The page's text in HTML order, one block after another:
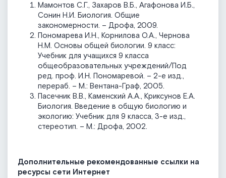
Мамонтов С.Г., Захаров В.Б., Агафонова И.Б.,
Сонин Н.И. Биология. Общие
закономерности. – Дрофа, 2009.
Пономарева И.Н., Корнилова О.А., Чернова
Н.М. Основы общей биологии. 9 класс:
Учебник для учащихся 9 класса
общеобразовательных учреждений/Под
ред. проф. И.Н. Пономаревой. – 2-е изд.,
перераб. – М.: Вентана-Граф, 2005.
Пасечник В.В., Каменский А.А., Криксунов Е.А.
Биология. Введение в общую биологию и
экологию: Учебник для 9 класса, 3-е изд.,
стереотип. – М.: Дрофа, 2002.
Дополнительные рекомендованные ссылки на
ресурсы сети Интернет